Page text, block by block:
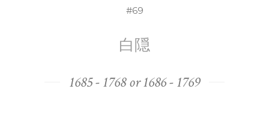
#69
白隠
1685 - 1768 or 1686 - 1769